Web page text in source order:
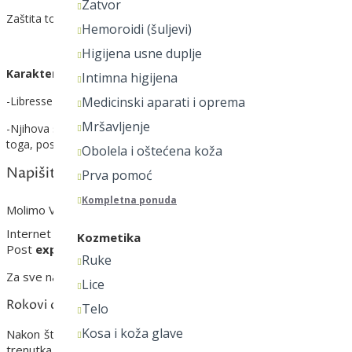
Zatvor
Hemoroidi (šuljevi)
Higijena usne duplje
Intimna higijena
Medicinski aparati i oprema
Mršavljenje
Obolela i oštećena koža
Prva pomoć
Kompletna ponuda
Kozmetika
Ruke
Lice
Telo
Kosa i koža glave
Zaštita tokom ciklusnih dana.
Karakteristike:
-Libresse Invisible Super Duo ulošci predstavljaju super upijajuće
-Njihova specijalna formulacija sa Secure Fit tehnologijom pruža
toga, poseduje barijere koje sprečavaju curenje, Dry Fast
Napišite recenziju
Molimo Vas prijavite seili seregistrujte
Internet prodavnicawww.adonisapoteka.rs
Post express
kurirskom službom putem koje se vrši dostava
Za sve narudžbine van teritorije Republike Srbije, dostava se
Rokovi dostave
Nakon što ste potvrdili narudžbinu, dobićete potvrdu